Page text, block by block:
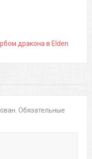
дракона в Elden
Обязательные